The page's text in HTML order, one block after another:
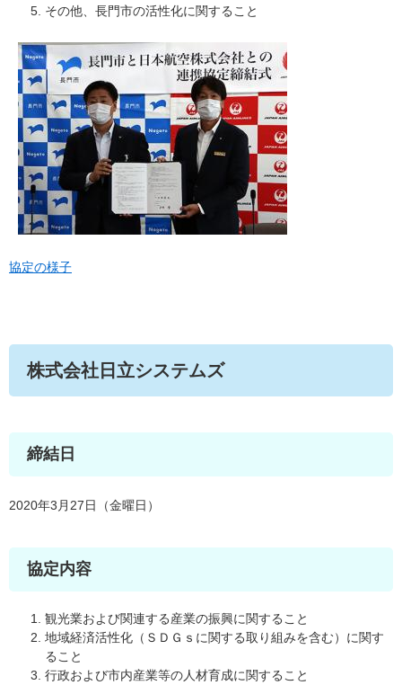
その他、長門市の活性化に関すること
協定の様子
株式会社日立システムズ
締結日
2020年3月27日（金曜日）
協定内容
観光業および関連する産業の振興に関すること
地域経済活性化（ＳＤＧｓに関する取り組みを含む）に関す
ること
行政および市内産業等の人材育成に関すること